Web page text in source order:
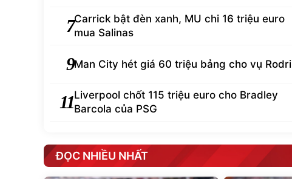
7Carrick bật đèn xanh, MU chi 16 triệu euro
mua Salinas
9Man City hét giá 60 triệu bảng cho vụ Rodri
11Liverpool chốt 115 triệu euro cho Bradley
Barcola của PSG
ĐỌC NHIỀU NHẤT